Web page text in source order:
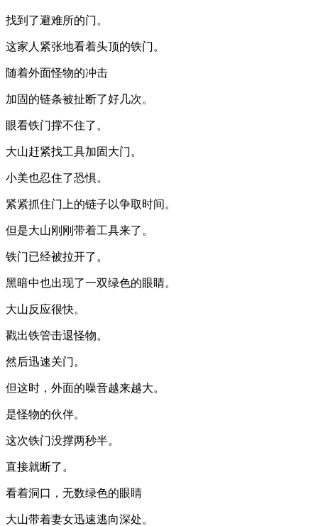
找到了避难所的门。
这家人紧张地看着头顶的铁门。
随着外面怪物的冲击
加固的链条被扯断了好几次。
眼看铁门撑不住了。
大山赶紧找工具加固大门。
小美也忍住了恐惧。
紧紧抓住门上的链子以争取时间。
但是大山刚刚带着工具来了。
铁门已经被拉开了。
黑暗中也出现了一双绿色的眼睛。
大山反应很快。
戳出铁管击退怪物。
然后迅速关门。
但这时，外面的噪音越来越大。
是怪物的伙伴。
这次铁门没撑两秒半。
直接就断了。
看着洞口，无数绿色的眼睛
大山带着妻女迅速逃向深处。